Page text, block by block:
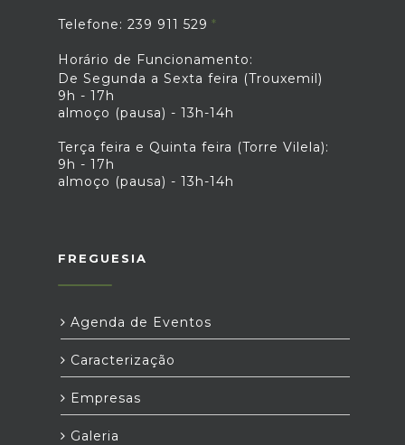
Telefone: 239 911 529
Horário de Funcionamento:
De Segunda a Sexta feira (Trouxemil)
9h - 17h
almoço (pausa) - 13h-14h
Terça feira e Quinta feira (Torre Vilela):
9h - 17h
almoço (pausa) - 13h-14h
FREGUESIA
Agenda de Eventos
Caracterização
Empresas
Galeria